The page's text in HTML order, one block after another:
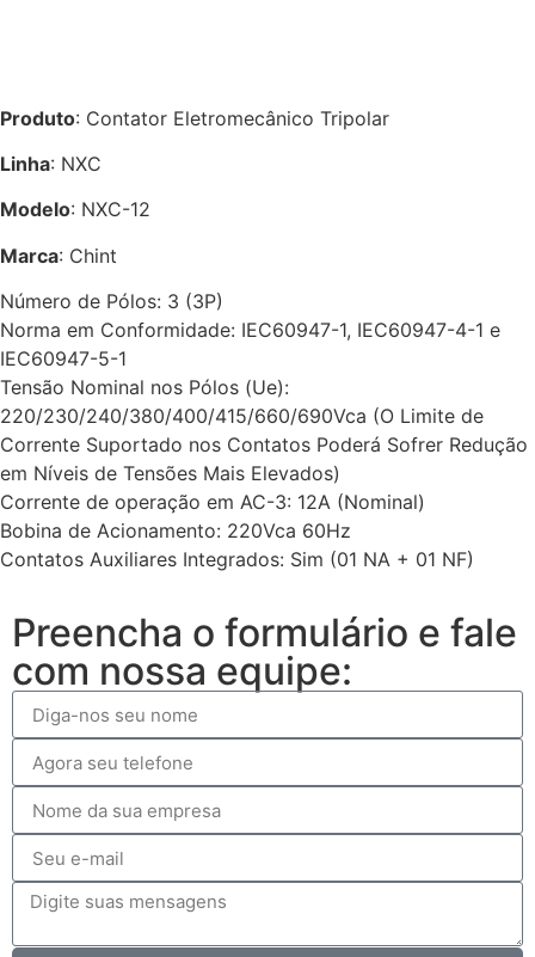
Produto: Contator Eletromecânico Tripolar
Linha: NXC
Modelo: NXC-12
Marca: Chint
Número de Pólos: 3 (3P)
Norma em Conformidade: IEC60947-1, IEC60947-4-1 e
IEC60947-5-1
Tensão Nominal nos Pólos (Ue):
220/230/240/380/400/415/660/690Vca (O Limite de
Corrente Suportado nos Contatos Poderá Sofrer Redução
em Níveis de Tensões Mais Elevados)
Corrente de operação em AC-3: 12A (Nominal)
Bobina de Acionamento: 220Vca 60Hz
Contatos Auxiliares Integrados: Sim (01 NA + 01 NF)
Preencha o formulário e fale
com nossa equipe: